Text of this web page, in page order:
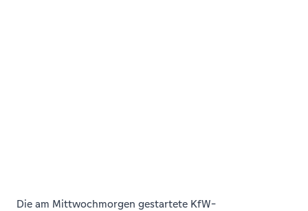
Die am Mittwochmorgen gestartete KfW-